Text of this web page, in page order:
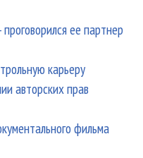
ее партнер
карьеру
авторских прав
фильма